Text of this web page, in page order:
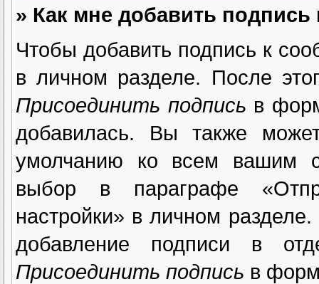
» Как мне добавить
Чтобы добавить подпись к
в личном разделе. После
Присоединить подпись в
добавилась. Вы также
умолчанию ко всем вашим
выбор в параграфе
настройки» в личном
добавление подписи в
Присоединить подпись в